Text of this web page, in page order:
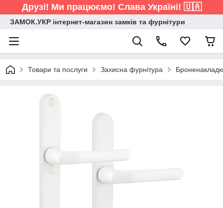
Друзі! Ми працюємо! Слава Україні! 🇺🇦
ЗАМОК.УКР інтернет-магазин замків та фурнітури
Товари та послуги Захисна фурнітура